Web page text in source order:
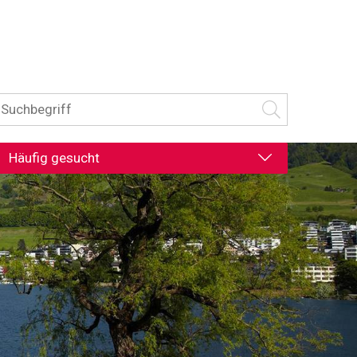
Suche starten
Häufig gesucht